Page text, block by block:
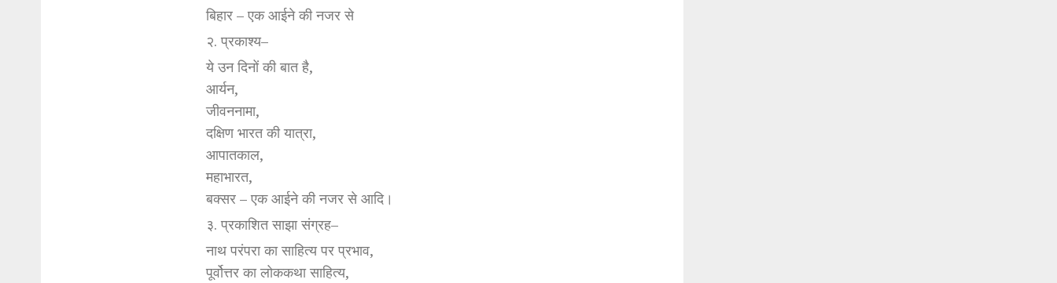
बिहार – एक आईने की नजर से
२. प्रकाश्य–
ये उन दिनों की बात है,
आर्यन,
जीवननामा,
दक्षिण भारत की यात्रा,
आपातकाल,
महाभारत,
बक्सर – एक आईने की नजर से आदि।
३. प्रकाशित साझा संग्रह–
नाथ परंपरा का साहित्य पर प्रभाव,
पूर्वोत्तर का लोककथा साहित्य,